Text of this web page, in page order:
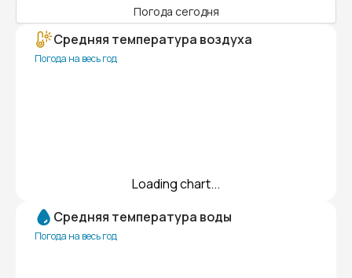
Погода сегодня
Средняя температура воздуха
Погода на весь год
Loading chart...
Средняя температура воды
Погода на весь год